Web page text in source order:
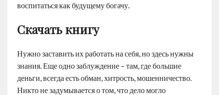
воспитаться как будущему богачу.
Скачать книгу
Нужно заставить их работать на себя, но здесь нужны
знания. Еще одно заблуждение – там, где большие
деньги, всегда есть обман, хитрость, мошенничество.
Никто не задумывается о том, что дело могло